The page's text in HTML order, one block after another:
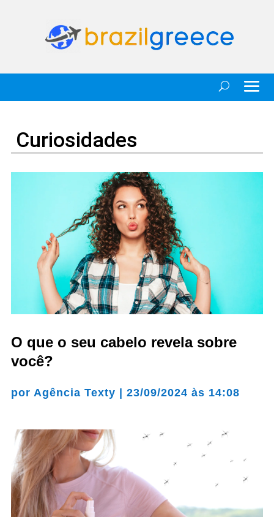
Curiosidades
O que o seu cabelo revela sobre
você?
por Agência Texty | 23/09/2024 às 14:08